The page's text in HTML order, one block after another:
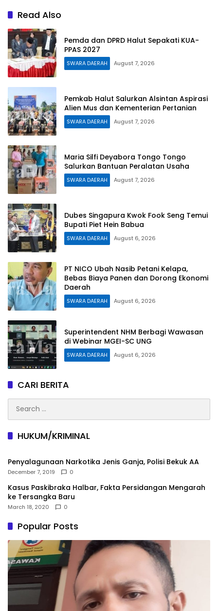
Read Also
Pemda dan DPRD Halut Sepakati KUA-
PPAS 2027
SWARA DAERAH August 7, 2026
Pemkab Halut Salurkan Alsintan Aspirasi
Alien Mus dan Kementerian Pertanian
SWARA DAERAH August 7, 2026
Maria Silfi Deyabora Tongo Tongo
Salurkan Bantuan Peralatan Usaha
SWARA DAERAH August 7, 2026
Dubes Singapura Kwok Fook Seng Temui
Bupati Piet Hein Babua
SWARA DAERAH August 6, 2026
PT NICO Ubah Nasib Petani Kelapa,
Bebas Biaya Panen dan Dorong Ekonomi
Daerah
SWARA DAERAH August 6, 2026
Superintendent NHM Berbagi Wawasan
di Webinar MGEI-SC UNG
SWARA DAERAH August 6, 2026
CARI BERITA
for:
HUKUM/KRIMINAL
Penyalagunaan Narkotika Jenis Ganja, Polisi Bekuk AA
December 7, 2019 0
Kasus Paskibraka Halbar, Fakta Persidangan Mengarah
ke Tersangka Baru
March 18, 2020 0
Popular Posts